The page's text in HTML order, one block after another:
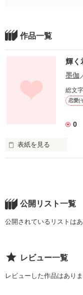
作品一覧
輝く
墨伽
総文
恋愛(
0
表紙を見る
公開リスト一覧
公開されているリストはあ
レビュー一覧
レビューした作品はありま